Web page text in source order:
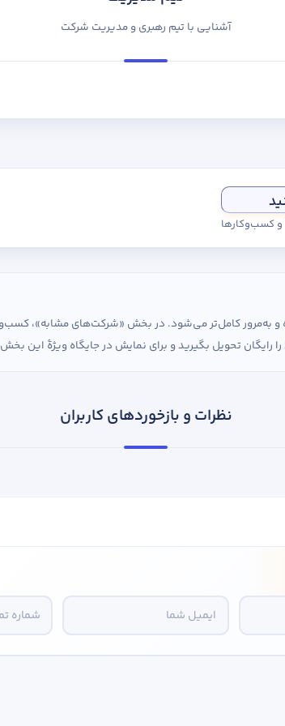
آشنایی با تیم رهبری و مدیریت شرکت
و کسب‌وکارها
و به‌مرور کامل‌تر می‌شود. در بخش «شرکت‌های مشابه»،
تحویل بگیرید و برای نمایش در جایگاه ویژهٔ این
نظرات و بازخوردهای کاربران